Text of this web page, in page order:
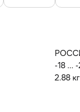
-18 ...
2.88 кг